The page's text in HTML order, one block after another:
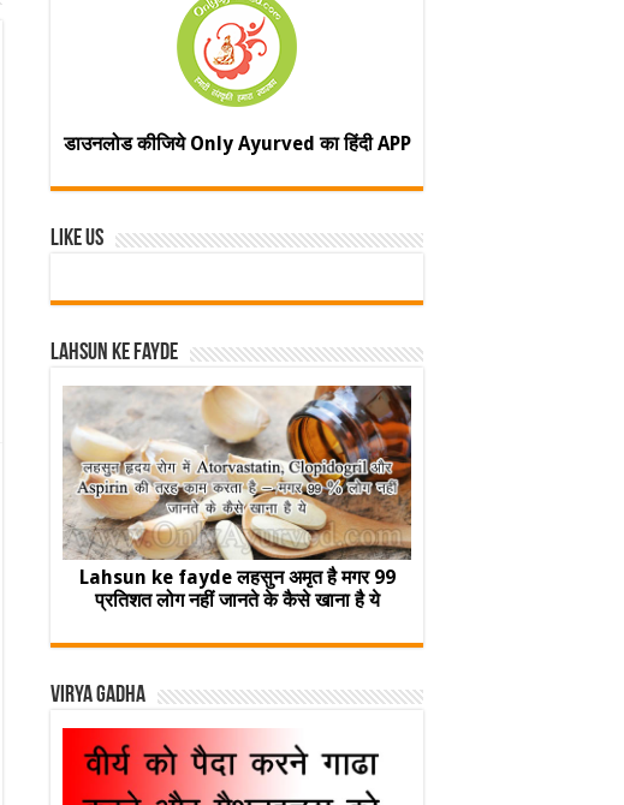
डाउनलोड कीजिये Only Ayurved का हिंदी APP
Like Us
Lahsun ke fayde
Lahsun ke fayde लहसुन अमृत है मगर 99
प्रतिशत लोग नहीं जानते के कैसे खाना है ये
Virya Gadha